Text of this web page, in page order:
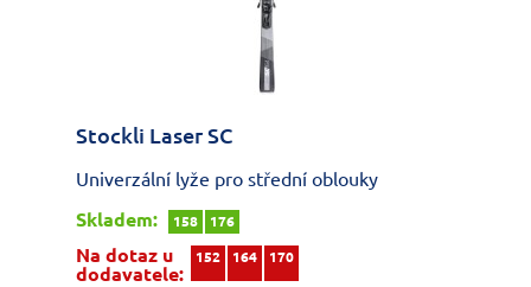
Stockli Laser SC
Univerzální lyže pro střední oblouky
Skladem:
158 176
Na dotaz u
dodavatele:
152 164 170